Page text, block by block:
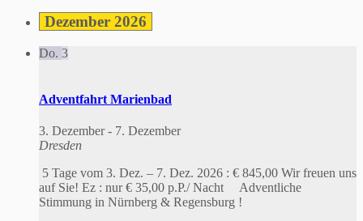
Dezember 2026
Do. 3
Adventfahrt Marienbad
3. Dezember- 7. Dezember
Dresden
5 Tage vom 3. Dez. – 7. Dez. 2026 : € 845,00 Wir freuen uns
auf Sie! Ez : nur € 35,00 p.P./ Nacht Adventliche
Stimmung in Nürnberg & Regensburg !